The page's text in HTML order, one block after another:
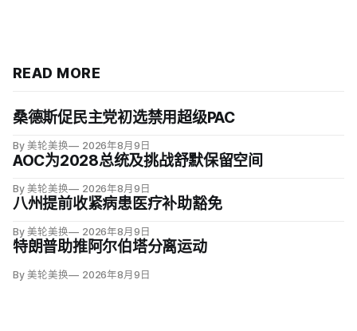
READ MORE
桑德斯促民主党初选禁用超级PAC
By 美轮美换 2026年8月9日
AOC为2028总统及挑战舒默保留空间
By 美轮美换 2026年8月9日
八州提前收紧病患医疗补助豁免
By 美轮美换 2026年8月9日
特朗普助推阿尔伯塔分离运动
By 美轮美换 2026年8月9日